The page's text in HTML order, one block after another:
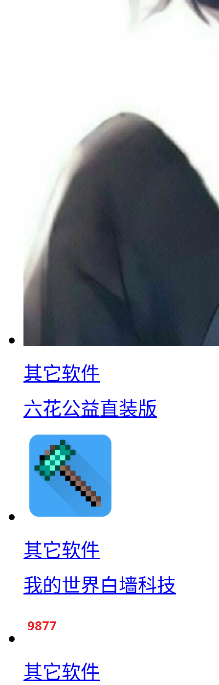
其它软件
六花公益直装版
其它软件
我的世界白墙科技
其它软件